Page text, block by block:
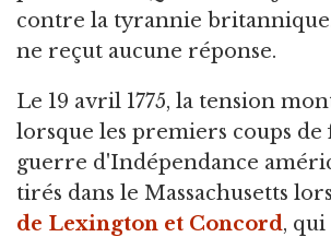
contre la tyrannie
ne reçut aucune réponse.
Le 19 avril 1775, la tension
lorsque les premiers coups de
guerre d'Indépendance
tirés dans le Massachusetts
de Lexington et Concord,